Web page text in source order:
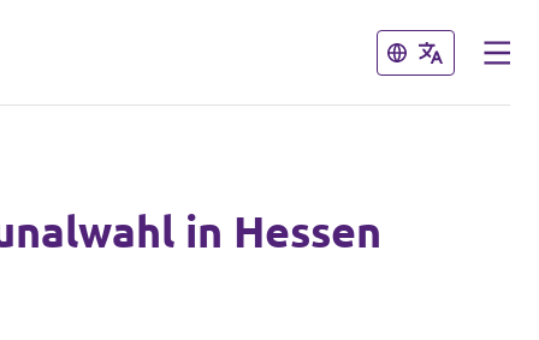
Schließen
Schließen
in Hessen